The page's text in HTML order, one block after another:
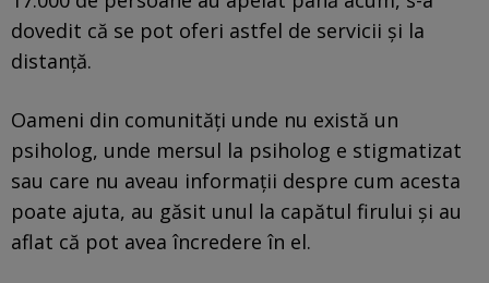
dovedit că se pot oferi astfel de servicii și la
distanță.
Oameni din comunități unde nu există un
psiholog, unde mersul la psiholog e stigmatizat
sau care nu aveau informații despre cum acesta
poate ajuta, au găsit unul la capătul firului și au
aflat că pot avea încredere în el.